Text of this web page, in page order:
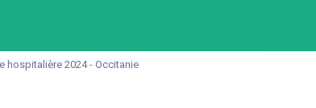
hospitalière 2024 - Occitanie